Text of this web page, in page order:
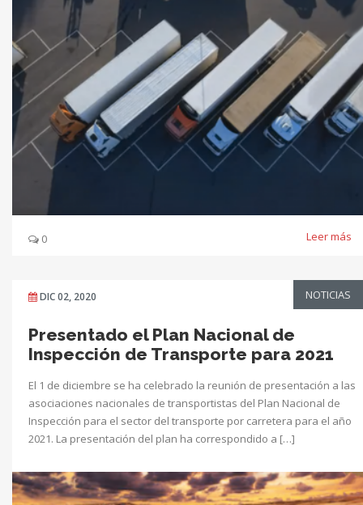
0 Leer más
DIC 02, 2020 NOTICIAS
Presentado el Plan Nacional de
Inspección de Transporte para 2021
El 1 de diciembre se ha celebrado la reunión de presentación a las
asociaciones nacionales de transportistas del Plan Nacional de
Inspección para el sector del transporte por carretera para el año
2021. La presentación del plan ha correspondido a […]